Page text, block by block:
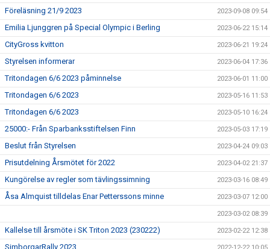
Föreläsning 21/9 2023 2023-09-08 09:54
Emilia Ljunggren på Special Olympic i Berling 2023-06-22 15:14
CityGross kvitton 2023-06-21 19:24
Styrelsen informerar 2023-06-04 17:36
Tritondagen 6/6 2023 påminnelse 2023-06-01 11:00
Tritondagen 6/6 2023 2023-05-16 11:53
Tritondagen 6/6 2023 2023-05-10 16:24
25000:- Från Sparbanksstiftelsen Finn 2023-05-03 17:19
Beslut från Styrelsen 2023-04-24 09:03
Prisutdelning Årsmötet för 2022 2023-04-02 21:37
Kungörelse av regler som tävlingssimning 2023-03-16 08:49
Åsa Almquist tilldelas Enar Petterssons minne 2023-03-07 12:00
2023-03-02 08:39
Kallelse till årsmöte i SK Triton 2023 (230222) 2023-02-22 12:38
SimborgarRally 2023